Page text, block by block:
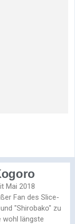
Mai 2018
Fan des Slice-
"Shirobako" zu
wohl längste